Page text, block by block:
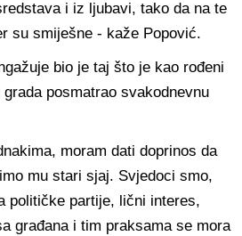
i iz ljubavi, tako da na te
su smiješne - kaže Popović.
bio je taj što je kao rođeni
posmatrao svakodnevnu
moram dati doprinos da
mu stari sjaj. Svjedoci smo,
političke partije, lični interes,
građana i tim praksama se mora